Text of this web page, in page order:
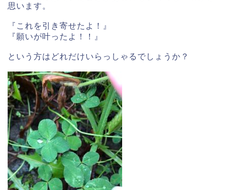
思います。
『これを引き寄せたよ！』
『願いが叶ったよ！！』
という方はどれだけいらっしゃるでしょうか？